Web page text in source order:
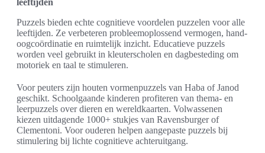
leeftijden
Puzzels bieden echte cognitieve voordelen puzzelen voor alle
leeftijden. Ze verbeteren probleemoplossend vermogen, hand-
oogcoördinatie en ruimtelijk inzicht. Educatieve puzzels
worden veel gebruikt in kleuterscholen en dagbesteding om
motoriek en taal te stimuleren.
Voor peuters zijn houten vormenpuzzels van Haba of Janod
geschikt. Schoolgaande kinderen profiteren van thema- en
leerpuzzels over dieren en wereldkaarten. Volwassenen
kiezen uitdagende 1000+ stukjes van Ravensburger of
Clementoni. Voor ouderen helpen aangepaste puzzels bij
stimulering bij lichte cognitieve achteruitgang.